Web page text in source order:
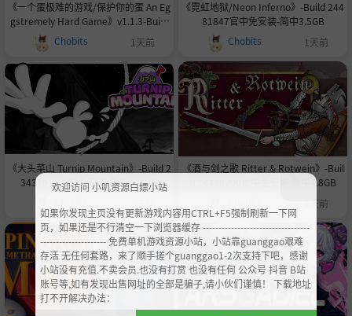
《一个蛋极难的游戏/保护你的蛋 An Eg
gstremely Hard Game》v1.1.3-Build
24534933官中免安装-简中613.4MB
Chobits 1天前
《霓虹地狱/Neon Inferno》-Build 244
81847官中免安装-简中3.5GB
Chobits
1天前
《大头菜山 Turnip Mountain》-Build 2
3437614官中免安装-简中104MB
《酒与剑之歌 Ritter & Rotwein》-Buil
d 24436200官中免安装-简中4.8GB
4天前
欢迎访问 小叽资源白嫖小站
如果你发现主页没有更新游戏内容用CTRL+F5强制刷新一下网
页，如果还是不行清空一下浏览器缓存 ----------------------------------
--------------------- 免费单机游戏资源小站，小站靠guanggao艰难
存活 无任何套路，来了顺手搓个guanggao1-2次支持下吧，感谢
小站没有充值.不卖会员.也没有打赏 也没有任何 公众号 抖音 B站
账号等,如有发现出售网址的全部是骗子,请小伙们谨慎！ 下载地址
打不开解决办法：